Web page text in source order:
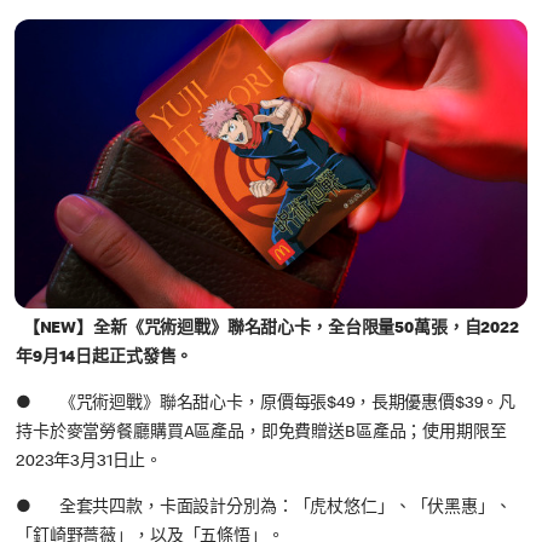
【NEW】全新《咒術迴戰》聯名甜心卡，全台限量50萬張，自2022
年9月14日起正式發售。
● 《咒術迴戰》聯名甜心卡，原價每張$49，長期優惠價$39。凡
持卡於麥當勞餐廳購買A區產品，即免費贈送B區產品；使用期限至
2023年3月31日止。
● 全套共四款，卡面設計分別為：「虎杖悠仁」、「伏黑惠」、
「釘崎野薔薇」，以及「五條悟」。